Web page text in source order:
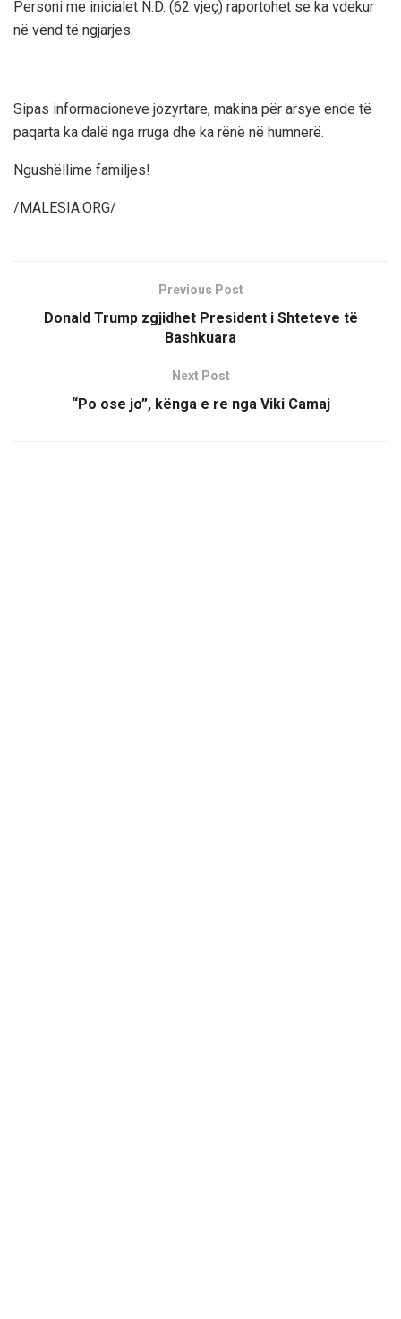
Personi me inicialet N.D. (62 vjeç) raportohet se ka vdekur
në vend të ngjarjes.
Sipas informacioneve jozyrtare, makina për arsye ende të
paqarta ka dalë nga rruga dhe ka rënë në humnerë.
Ngushëllime familjes!
/MALESIA.ORG/
Previous Post
Donald Trump zgjidhet President i Shteteve të
Bashkuara
Next Post
“Po ose jo”, kënga e re nga Viki Camaj